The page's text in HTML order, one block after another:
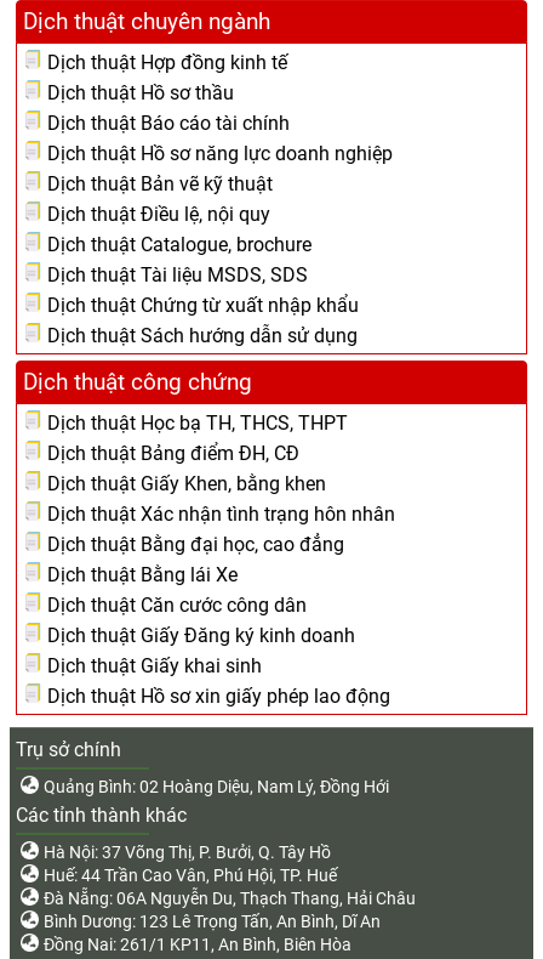
Dịch thuật chuyên ngành
Dịch thuật Hợp đồng kinh tế
Dịch thuật Hồ sơ thầu
Dịch thuật Báo cáo tài chính
Dịch thuật Hồ sơ năng lực doanh nghiệp
Dịch thuật Bản vẽ kỹ thuật
Dịch thuật Điều lệ, nội quy
Dịch thuật Catalogue, brochure
Dịch thuật Tài liệu MSDS, SDS
Dịch thuật Chứng từ xuất nhập khẩu
Dịch thuật Sách hướng dẫn sử dụng
Dịch thuật công chứng
Dịch thuật Học bạ TH, THCS, THPT
Dịch thuật Bảng điểm ĐH, CĐ
Dịch thuật Giấy Khen, bằng khen
Dịch thuật Xác nhận tình trạng hôn nhân
Dịch thuật Bằng đại học, cao đẳng
Dịch thuật Bằng lái Xe
Dịch thuật Căn cước công dân
Dịch thuật Giấy Đăng ký kinh doanh
Dịch thuật Giấy khai sinh
Dịch thuật Hồ sơ xin giấy phép lao động
Trụ sở chính
Quảng Bình: 02 Hoàng Diệu, Nam Lý, Đồng Hới
Các tỉnh thành khác
Hà Nội: 37 Võng Thị, P. Bưởi, Q. Tây Hồ
Huế: 44 Trần Cao Vân, Phú Hội, TP. Huế
Đà Nẵng: 06A Nguyễn Du, Thạch Thang, Hải Châu
Bình Dương: 123 Lê Trọng Tấn, An Bình, Dĩ An
Đồng Nai: 261/1 KP11, An Bình, Biên Hòa